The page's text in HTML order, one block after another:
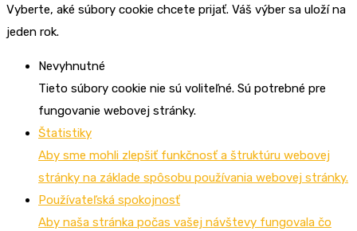
Vyberte, aké súbory cookie chcete prijať. Váš výber sa uloží na
jeden rok.
Nevyhnutné
Tieto súbory cookie nie sú voliteľné. Sú potrebné pre
fungovanie webovej stránky.
Štatistiky
Aby sme mohli zlepšiť funkčnosť a štruktúru webovej
stránky na základe spôsobu používania webovej stránky.
Používateľská spokojnosť
Aby naša stránka počas vašej návštevy fungovala čo